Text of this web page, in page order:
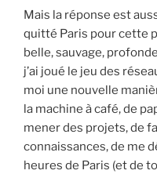
Mais la réponse est
quitté Paris pour cette
belle, sauvage,
j’ai joué le jeu des
moi une nouvelle
la machine à café, de
mener des projets, de
connaissances, de me
heures de Paris (et de